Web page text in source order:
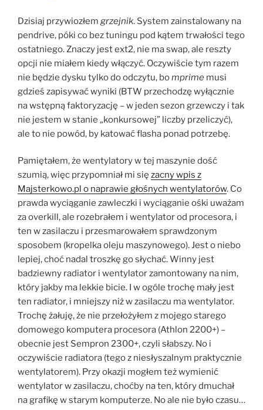
Dzisiaj przywiozłem grzejnik. System zainstalowany na
pendrive, póki co bez tuningu pod kątem trwałości tego
ostatniego. Znaczy jest ext2, nie ma swap, ale reszty
opcji nie miałem kiedy włączyć. Oczywiście tym razem
nie będzie dysku tylko do odczytu, bomprime musi
gdzieś zapisywać wyniki (BTW przechodzę wyłącznie
na wstępną faktoryzację – w jeden sezon grzewczy i tak
nie jestem w stanie „konkursowej” liczby przeliczyć),
ale to nie powód, by katować flasha ponad potrzebę.
Pamiętałem, że wentylatory w tej maszynie dość
szumią, więc przypomniał mi się zacny wpis z
Majsterkowo.pl o naprawie głośnych wentylatorów. Co
prawda wyciąganie zawleczki i wyciąganie ośki uważam
za overkill, ale rozebrałem i wentylator od procesora, i
ten w zasilaczu i przesmarowałem sprawdzonym
sposobem (kropelka oleju maszynowego). Jest o niebo
lepiej, choć nadal troszkę go słychać. Winny jest
badziewny radiator i wentylator zamontowany na nim,
który jakby ma lekkie bicie. I w ogóle trochę mały jest
ten radiator, i mniejszy niż w zasilaczu ma wentylator.
Trochę żałuję, że nie przełożyłem z mojego starego
domowego komputera procesora (Athlon 2200+) –
obecnie jest Sempron 2300+, czyli słabszy. No i
oczywiście radiatora (tego z niesłyszalnym praktycznie
wentylatorem). Przy okazji mogłem też wymienić
wentylator w zasilaczu, choćby na ten, który dmuchał
na grafikę w starym komputerze. No ale nie było czasu…